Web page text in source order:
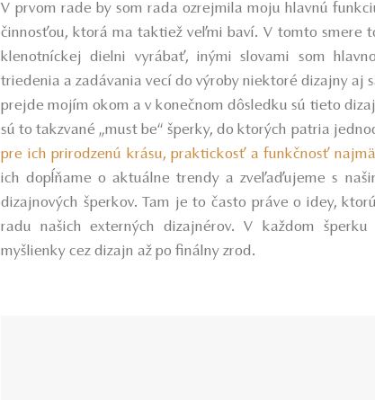
V prvom rade by som rada ozrejmila moju hlavnú
činnosťou, ktorá ma taktiež veľmi baví. V tomto smere
klenotníckej dielni vyrábať, inými slovami som
triedenia a zadávania vecí do výroby niektoré dizajny aj
prejde mojím okom a v konečnom dôsledku sú tieto
sú to takzvané „must be“ šperky, do ktorých patria
pre ich prirodzenú krásu, praktickosť a funkčnosť
ich dopĺňame o aktuálne trendy a zveľaďujeme s
dizajnových šperkov. Tam je to často práve o idey,
radu našich externých dizajnérov. V každom
myšlienky cez dizajn až po finálny zrod.